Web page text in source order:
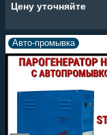
Цену уточняйте
Авто-промывка